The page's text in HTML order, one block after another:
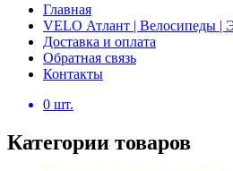
Главная
VELO Атлант | Велосипеды |
Доставка и оплата
Обратная связь
Контакты
0 шт.
Категории товаров